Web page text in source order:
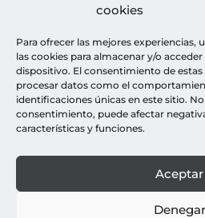
cookies
Para ofrecer las mejores experiencias,
las cookies para almacenar y/o
dispositivo. El consentimiento de
procesar datos como el
identificaciones únicas en este sitio.
consentimiento, puede afectar
características y funciones.
Aceptar
Denegar
© all